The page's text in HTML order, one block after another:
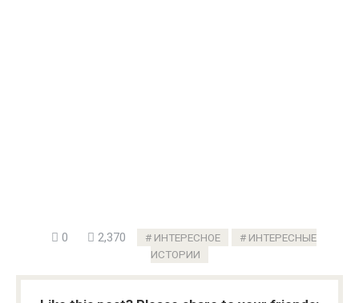
0 2,370 ИНТЕРЕСНОЕ
ИНТЕРЕСНЫЕ
ИСТОРИИ